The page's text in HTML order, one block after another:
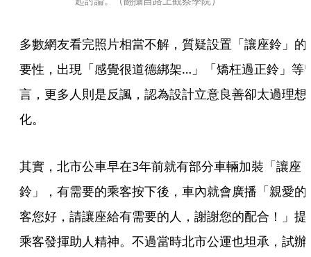
多數網友看完照片相當不解，質疑設置「讓座鈴」的
要性，出現「感覺很道德綁架…」「矯枉過正鈴」等
言，更多人則是反諷，認為設計立意良善卻太過理想
化。
其實，北市公車早在3年前就有部分車輛加裝「讓座
鈴」，有需要的乘客按下後，車內就會廣播「親愛的
客您好，請讓座給有需要的人，謝謝您的配合！」提
乘客發揮助人精神。不過當時北市公運也坦承，試辦